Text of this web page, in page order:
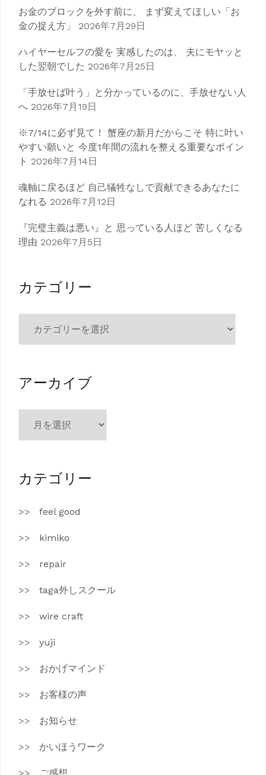
お金のブロックを外す前に、 まず変えてほしい「お
金の捉え方」
2026年7月29日
ハイヤーセルフの愛を 実感したのは、 夫にモヤッと
した翌朝でした 2026年7月25日
「手放せば叶う」と分かっているのに、手放せない人
へ 2026年7月19日
※7/14に必ず見て！ 蟹座の新月だからこそ 特に叶い
やすい願いと 今度1年間の流れを整える重要なポイン
ト 2026年7月14日
魂軸に戻るほど 自己犠牲なしで貢献できるあなたに
なれる 2026年7月12日
『完璧主義は悪い』と 思っている人ほど 苦しくなる
理由 2026年7月5日
カテゴリー
ゴ
ー
アーカイブ
カ
ブ
カテゴリー
feel good
kimiko
repair
taga外しスクール
wire craft
yuji
おかげマインド
お客様の声
お知らせ
かいほうワーク